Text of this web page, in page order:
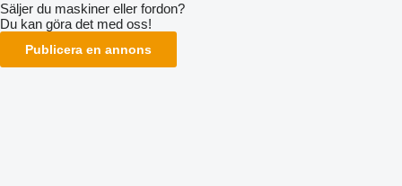
Säljer du maskiner eller fordon?
Du kan göra det med oss!
Publicera en annons